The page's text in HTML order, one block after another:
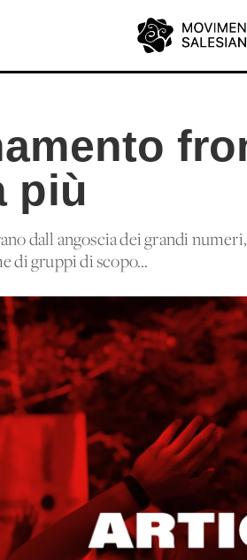
più
dall'angoscia dei grandi
di gruppi di scopo...